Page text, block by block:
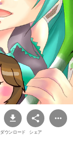
ダウンロード シェア